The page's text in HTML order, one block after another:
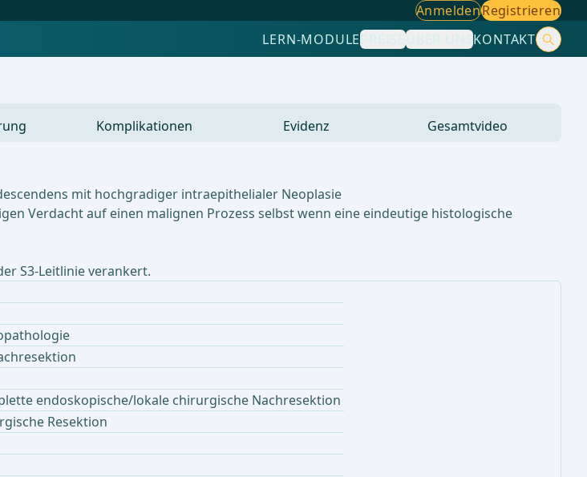
AnmeldenRegistrieren
LERN-MODULEPREISEÜBER UNSKONTAKT
Komplikationen Evidenz Gesamtvideo
mit hochgradiger intraepithelialer Neoplasie
Verdacht auf einen malignen Prozess selbst wenn eine eindeutige histologische
S3-Leitlinie verankert.
endoskopische/lokale chirurgische Nachresektion
Resektion